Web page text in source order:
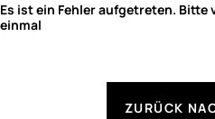
Es ist ein Fehler aufgetreten. Bitte
einmal
ZURÜCK